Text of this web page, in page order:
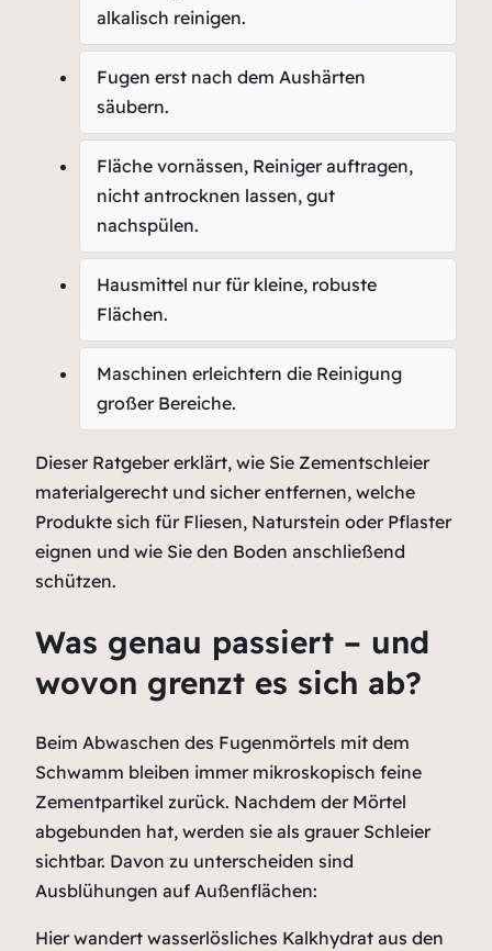
alkalisch reinigen.
Fugen erst nach dem Aushärten
säubern.
Fläche vornässen, Reiniger auftragen,
nicht antrocknen lassen, gut
nachspülen.
Hausmittel nur für kleine, robuste
Flächen.
Maschinen erleichtern die Reinigung
großer Bereiche.
Dieser Ratgeber erklärt, wie Sie Zementschleier
materialgerecht und sicher entfernen, welche
Produkte sich für Fliesen, Naturstein oder Pflaster
eignen und wie Sie den Boden anschließend
schützen.
Was genau passiert – und
wovon grenzt es sich ab?
Beim Abwaschen des Fugenmörtels mit dem
Schwamm bleiben immer mikroskopisch feine
Zementpartikel zurück. Nachdem der Mörtel
abgebunden hat, werden sie als grauer Schleier
sichtbar. Davon zu unterscheiden sind
Ausblühungen auf Außenflächen:
Hier wandert wasserlösliches Kalkhydrat aus den